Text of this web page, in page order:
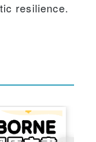
resilience.